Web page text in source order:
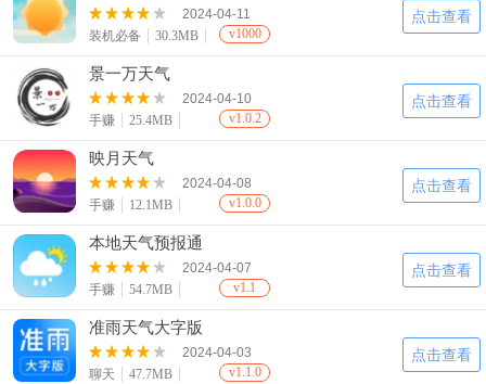
2024-04-11
装机必备
30.3MB v1000
点击查看
景一万天气
2024-04-10
手赚
25.4MB v1.0.2
点击查看
映月天气
2024-04-08
手赚
12.1MB v1.0.0
点击查看
本地天气预报通
2024-04-07
手赚
54.7MB v1.1
点击查看
准雨天气大字版
2024-04-03
聊天
47.7MB v1.1.0
点击查看